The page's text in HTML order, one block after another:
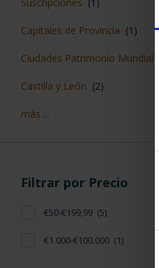
Capitales de Provincia (1)
Ciudades Patrimonio Mundial
Castilla y León (2)
más ...
Filtrar por Precio
€50-€199,99 (5)
€1.000-€100.000 (1)